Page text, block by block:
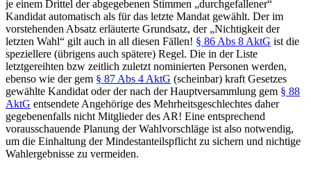
je einem Drittel der abgegebenen Stimmen „durchgefallener“
Kandidat automatisch als für das letzte Mandat gewählt. Der im
vorstehenden Absatz erläuterte Grundsatz, der „Nichtigkeit der
letzten Wahl“ gilt auch in all diesen Fällen! § 86 Abs 8 AktG ist die
speziellere (übrigens auch spätere) Regel. Die in der Liste
letztgereihten bzw zeitlich zuletzt nominierten Personen werden,
ebenso wie der gem § 87 Abs 4 AktG (scheinbar) kraft Gesetzes
gewählte Kandidat oder der nach der Hauptversammlung gem § 88
AktG entsendete Angehörige des Mehrheitsgeschlechtes daher
gegebenenfalls nicht Mitglieder des AR! Eine entsprechend
vorausschauende Planung der Wahlvorschläge ist also notwendig,
um die Einhaltung der Mindestanteilspflicht zu sichern und nichtige
Wahlergebnisse zu vermeiden.